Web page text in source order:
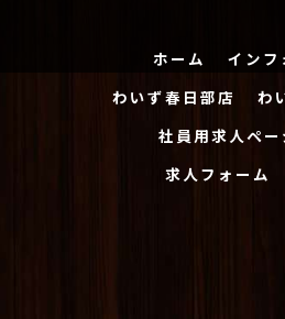
ホーム インフ
わいず春日部店
わ
社員用求人ペー
求人フォーム